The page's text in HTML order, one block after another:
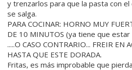
y trenzarlos para que la pasta con el
se salga.
PARA COCINAR: HORNO MUY
DE 10 MINUTOS (ya tiene que estar
.....O CASO CONTRARIO... FREIR EN
HASTA QUE ESTE DORADA.
Fritas, es más improbable que